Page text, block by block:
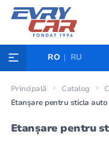
RO RU
Principală Catalog
Etanșare pentru sticla auto
Etanșare pentru